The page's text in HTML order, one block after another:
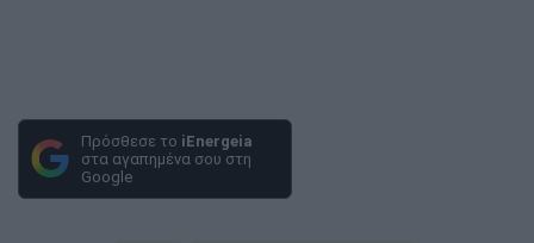
Πρόσθεσε το iEnergeia
στα αγαπημένα σου στη
Google